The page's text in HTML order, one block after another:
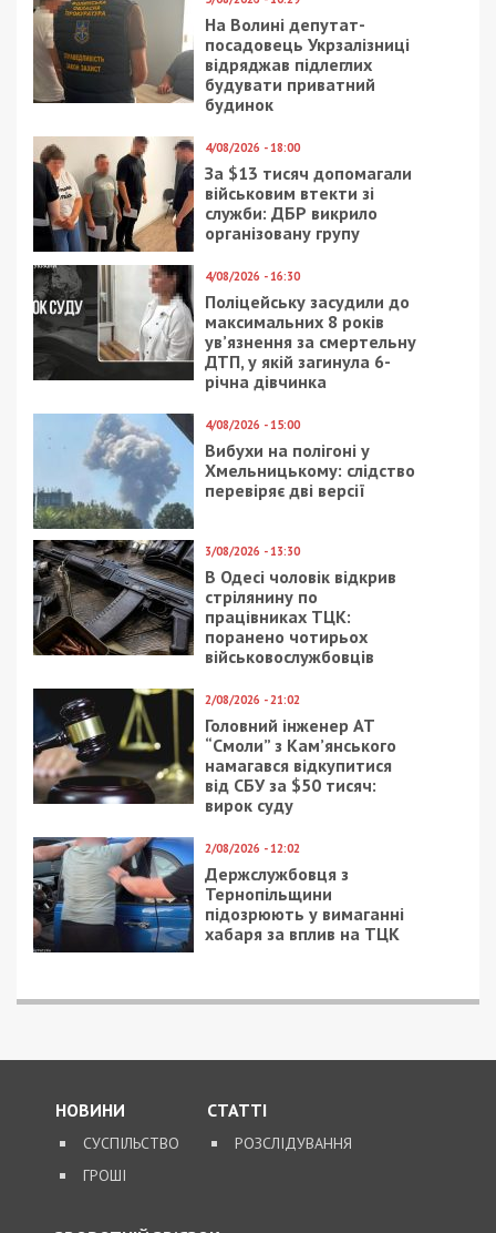
Читайте також
Предыдущая статья:
Інвалідність за $30 000: у Києві викрили
масштабну схему за участі голови МСЕК,
ексочільника військкомату та лікаря
ЦВЛК
Следующая статья:
На Хмельниччині командир роти понад
два роки приховував відсутність
підлеглого на службі
СУСПІЛЬСТВО
28/03/2024 - 16:30
співфінансування
проєктів на допомогу
силам безпеки і
оборони України: у
мерії Дніпра відповіли
на найактуальніші
10/02/2020 - 16:45
Суд взял под стражу
18-летнюю днепрянку,
инструктора тира
житлового фонду,
Філатов розповів про
наслідки нічної атаки
на Дніпро
коммуналке не смогут